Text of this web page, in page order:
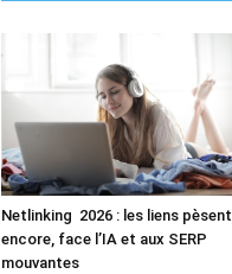
Netlinking 2026 : les liens pèsent
encore, face l’IA et aux SERP
mouvantes